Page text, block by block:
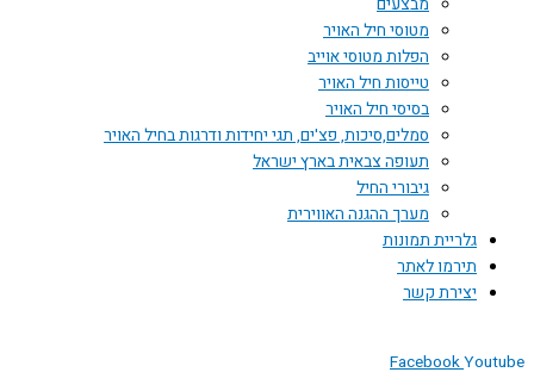
מבצעים
מטוסי חיל האויר
הפלות מטוסי אוייב
טייסות חיל האויר
בסיסי חיל האויר
סמלים,סיכות, פצ'ים, תגי יחידות ודרגות בחיל האויר
תעופה צבאית בארץ ישראל
גיבורי החיל
מערך ההגנה האווירית
גלריית תמונות
תירמו לאתר
יצירת קשר
Facebook